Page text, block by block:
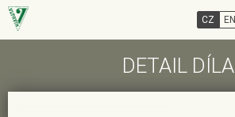
DETAIL DÍLA
CZ EN